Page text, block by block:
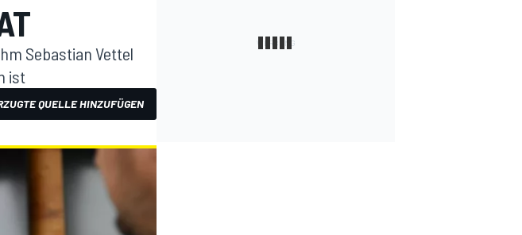
Sebastian Vettel
ist
QUELLE HINZUFÜGEN